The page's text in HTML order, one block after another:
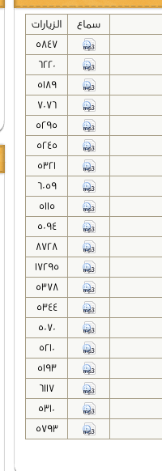
سماع
الزيارات
5847
6220
5189
7076
5295
5245
5321
6059
5115
5094
8728
17295
5378
5344
5070
5210
5193
6117
5310
5793